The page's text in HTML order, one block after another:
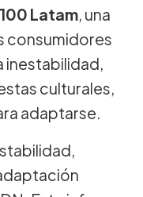
Latam, una
consumidores
inestabilidad,
culturales,
adaptarse.